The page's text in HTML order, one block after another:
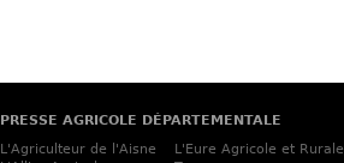
PRESSE AGRICOLE DÉPARTEMENTALE
L'Agriculteur de l'Aisne
L'Eure Agricole et Rurale